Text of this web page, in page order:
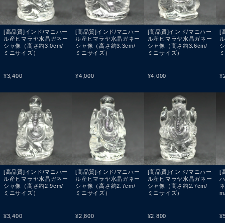
[高品質]インド/マニハー
ル産ヒマラヤ水晶ガネー
シャ像（高さ約3.0cm/
ミニサイズ）
¥3,400
[高品質]インド/マニハー
ル産ヒマラヤ水晶ガネー
シャ像（高さ約2.9cm/
ミニサイズ）
¥3,400
[高品質]インド/マニハー
ル産ヒマラヤ水晶ガネー
シャ像（高さ約3.3cm/
ミニサイズ）
¥4,000
[高品質]インド/マニハー
ル産ヒマラヤ水晶ガネー
シャ像（高さ約2.7cm/
ミニサイズ）
¥2,800
[高品質]インド/マニハー
ル産ヒマラヤ水晶ガネー
シャ像（高さ約3.6cm/
ミニサイズ）
¥4,000
[高品質]インド/マニハー
ル産ヒマラヤ水晶ガネー
シャ像（高さ約2.7cm/
ミニサイズ）
¥2,800
[
¥
[
¥